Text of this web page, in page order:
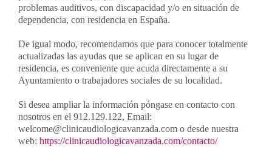
problemas auditivos, con discapacidad y/o en situación de
dependencia, con residencia en España.
De igual modo, recomendamos que para conocer totalmente
actualizadas las ayudas que se aplican en su lugar de
residencia, es conveniente que acuda directamente a su
Ayuntamiento o trabajadores sociales de su localidad.
Si desea ampliar la información póngase en contacto con
nosotros en el 912.129.122, Email:
welcome@clinicaudiologicavanzada.com o desde nuestra
web: https://clinicaudiologicavanzada.com/contacto/